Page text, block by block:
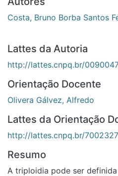
Costa, Bruno Borba Santos
http://lattes.cnpq.br/
Orientação Docente
Olivera Gálvez, Alfredo
Lattes da Orientação
http://lattes.cnpq.br/
Resumo
A triploidia pode ser definida
conjuntos completos de